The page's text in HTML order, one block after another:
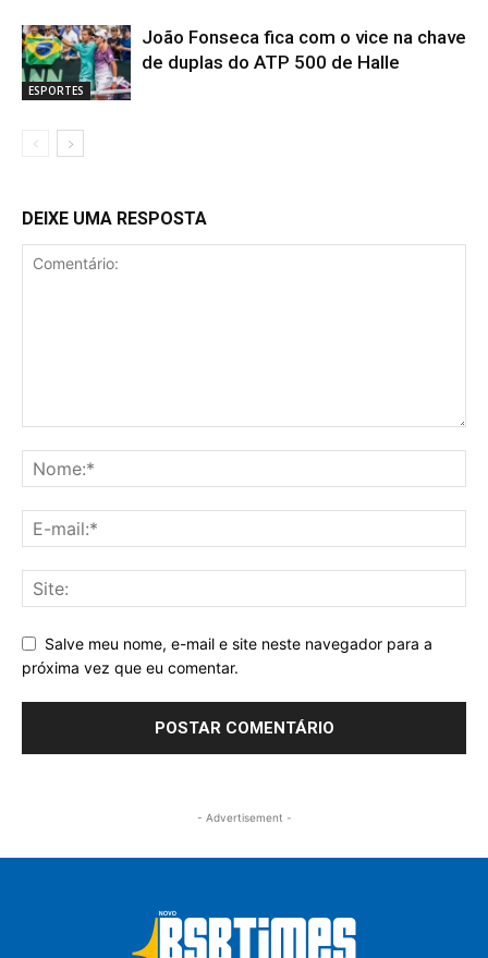
ESPORTES
João Fonseca fica com o vice na chave
de duplas do ATP 500 de Halle
DEIXE UMA RESPOSTA
Salve meu nome, e-mail e site neste navegador para a
próxima vez que eu comentar.
- Advertisement -